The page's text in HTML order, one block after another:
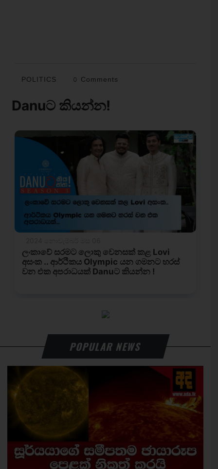
POLITICS 0 Comments
POPULAR NEWS